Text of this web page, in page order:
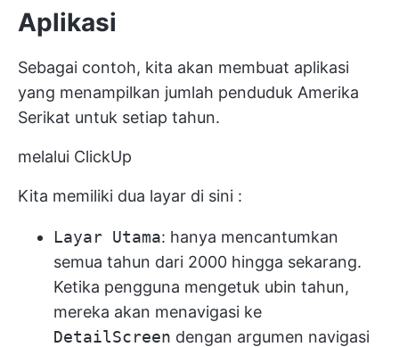
Aplikasi
Sebagai contoh, kita akan membuat aplikasi
yang menampilkan jumlah penduduk Amerika
Serikat untuk setiap tahun.
melalui ClickUp
Kita memiliki dua layar di sini :
Layar Utama: hanya mencantumkan
semua tahun dari 2000 hingga sekarang.
Ketika pengguna mengetuk ubin tahun,
mereka akan menavigasi ke
DetailScreen dengan argumen navigasi